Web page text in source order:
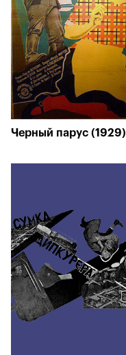
Черный парус (1929)